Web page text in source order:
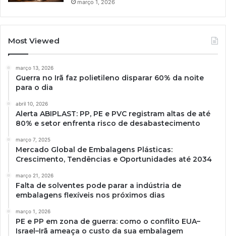
março 1, 2026
Most Viewed
março 13, 2026
Guerra no Irã faz polietileno disparar 60% da noite
para o dia
abril 10, 2026
Alerta ABIPLAST: PP, PE e PVC registram altas de até
80% e setor enfrenta risco de desabastecimento
março 7, 2025
Mercado Global de Embalagens Plásticas:
Crescimento, Tendências e Oportunidades até 2034
março 21, 2026
Falta de solventes pode parar a indústria de
embalagens flexíveis nos próximos dias
março 1, 2026
PE e PP em zona de guerra: como o conflito EUA–
Israel–Irã ameaça o custo da sua embalagem